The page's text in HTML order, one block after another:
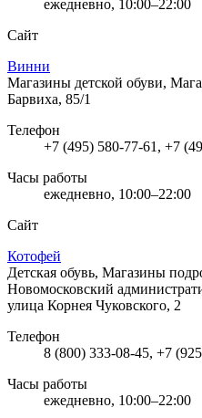
ежедневно, 10:00–22:00
Сайт
Винни
Магазины детской обуви,
Барвиха, 85/1
Телефон
+7 (495) 580-77-61, +7
Часы работы
ежедневно, 10:00–22:00
Сайт
Котофей
Детская обувь, Магазины
Новомосковский
улица Корнея Чуковского, 2
Телефон
8 (800) 333-08-45, +7
Часы работы
ежедневно, 10:00–22:00